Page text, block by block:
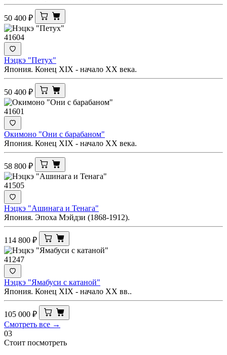
50 400 ₽
41604
Нэцкэ "Петух"
Япония. Конец XIX - начало ХХ века.
50 400 ₽
41601
Окимоно "Они с барабаном"
Япония. Конец XIX - начало ХХ века.
58 800 ₽
41505
Нэцкэ "Ашинага и Тенага"
Япония. Эпоха Мэйдзи (1868-1912).
114 800 ₽
41247
Нэцкэ "Ямабуси с катаной"
Япония. Конец XIX - начало XX вв..
105 000 ₽
Смотреть все →
03
Стоит посмотреть